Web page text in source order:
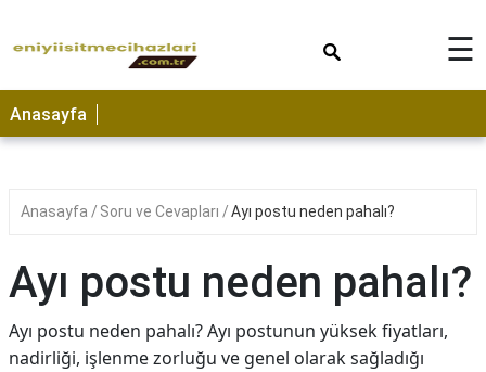
☰
Anasayfa
Anasayfa Soru ve Cevapları Ayı postu neden pahalı?
Ayı postu neden pahalı?
Ayı postu neden pahalı? Ayı postunun yüksek fiyatları,
nadirliği, işlenme zorluğu ve genel olarak sağladığı